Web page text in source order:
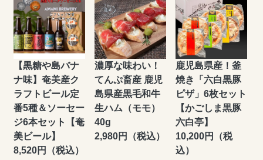
【黒糖や島バナ
ナ味】奄美産ク
ラフトビール定
番5種＆ソーセー
ジ6本セット【奄
美ビール】
8,520円（税込）
濃厚な味わい！
てんぷ畜産 鹿児
島県産黒毛和牛
生ハム（モモ）
40g
2,980円（税込）
鹿児島県産！釜
焼き「六白黒豚
ピザ」6枚セット
【かごしま黒豚
六白亭】
10,200円（税
込）